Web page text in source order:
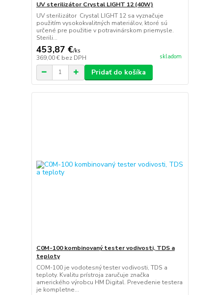
UV sterilizátor Crystal LIGHT 12 (40W)
UV sterilizátor Crystal LIGHT 12 sa vyznačuje
použitím vysokokvalitných materiálov, ktoré sú
určené pre použitie v potravinárskom priemysle.
Sterili...
453,87 €/ks
369,00 € bez DPH skladom
Pridať do košíka
C0M-100 kombinovaný tester vodivosti, TDS a
teploty
COM-100 je vodotesný tester vodivosti, TDS a
teploty. Kvalitu prístroja zaručuje značka
amerického výrobcu HM Digital. Prevedenie testera
je kompletne...